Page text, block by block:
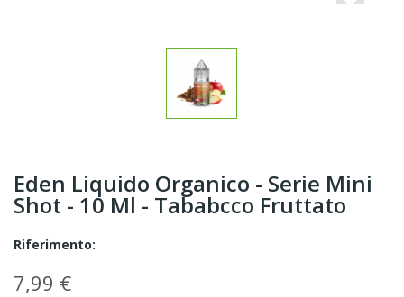
Eden Liquido Organico - Serie Mini
Shot - 10 Ml - Tababcco Fruttato
Riferimento:
7,99 €